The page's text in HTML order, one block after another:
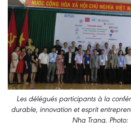
Les délégués participants à la
durable, innovation et esprit
Nha Trang. Photo: